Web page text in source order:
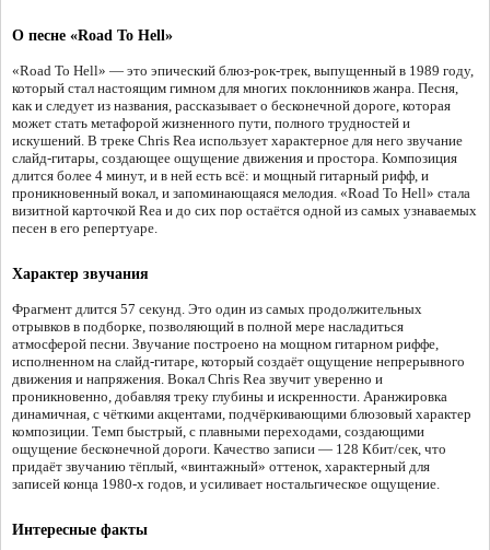
О песне «Road To Hell»
«Road To Hell» — это эпический блюз-рок-трек, выпущенный в 1989 году,
который стал настоящим гимном для многих поклонников жанра. Песня,
как и следует из названия, рассказывает о бесконечной дороге, которая
может стать метафорой жизненного пути, полного трудностей и
искушений. В треке Chris Rea использует характерное для него звучание
слайд-гитары, создающее ощущение движения и простора. Композиция
длится более 4 минут, и в ней есть всё: и мощный гитарный рифф, и
проникновенный вокал, и запоминающаяся мелодия. «Road To Hell» стала
визитной карточкой Rea и до сих пор остаётся одной из самых узнаваемых
песен в его репертуаре.
Характер звучания
Фрагмент длится 57 секунд. Это один из самых продолжительных
отрывков в подборке, позволяющий в полной мере насладиться
атмосферой песни. Звучание построено на мощном гитарном риффе,
исполненном на слайд-гитаре, который создаёт ощущение непрерывного
движения и напряжения. Вокал Chris Rea звучит уверенно и
проникновенно, добавляя треку глубины и искренности. Аранжировка
динамичная, с чёткими акцентами, подчёркивающими блюзовый характер
композиции. Темп быстрый, с плавными переходами, создающими
ощущение бесконечной дороги. Качество записи — 128 Кбит/сек, что
придаёт звучанию тёплый, «винтажный» оттенок, характерный для
записей конца 1980-х годов, и усиливает ностальгическое ощущение.
Интересные факты